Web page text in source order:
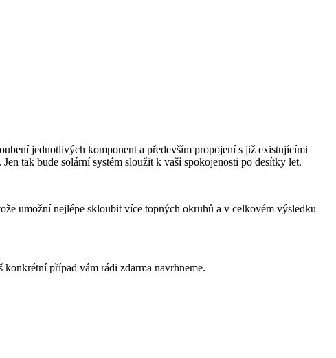
jednotlivých komponent a především propojení s již existujícími
tak bude solární systém sloužit k vaší spokojenosti po desítky let.
umožní nejlépe skloubit více topných okruhů a v celkovém výsledku
případ vám rádi zdarma navrhneme.